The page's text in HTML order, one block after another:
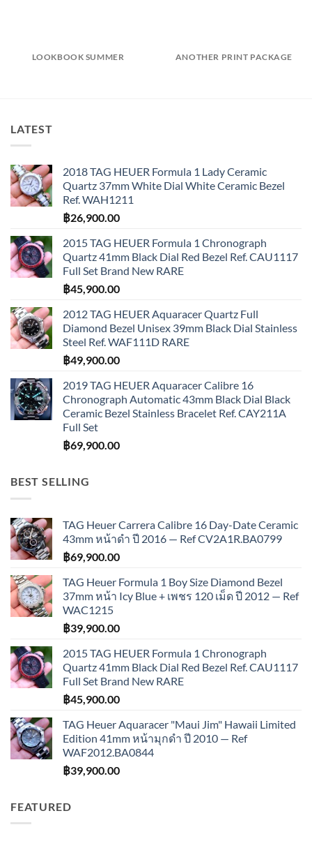
LOOKBOOK SUMMER ANOTHER PRINT PACKAGE
LATEST
2018 TAG HEUER Formula 1 Lady Ceramic
Quartz 37mm White Dial White Ceramic Bezel
Ref. WAH1211
฿26,900.00
2015 TAG HEUER Formula 1 Chronograph
Quartz 41mm Black Dial Red Bezel Ref. CAU1117
Full Set Brand New RARE
฿45,900.00
2012 TAG HEUER Aquaracer Quartz Full
Diamond Bezel Unisex 39mm Black Dial Stainless
Steel Ref. WAF111D RARE
฿49,900.00
2019 TAG HEUER Aquaracer Calibre 16
Chronograph Automatic 43mm Black Dial Black
Ceramic Bezel Stainless Bracelet Ref. CAY211A
Full Set
฿69,900.00
BEST SELLING
TAG Heuer Carrera Calibre 16 Day-Date Ceramic
43mm หน้าดำ ปี 2016 — Ref CV2A1R.BA0799
฿69,900.00
TAG Heuer Formula 1 Boy Size Diamond Bezel
37mm หน้า Icy Blue + เพชร 120 เม็ด ปี 2012 — Ref
WAC1215
฿39,900.00
2015 TAG HEUER Formula 1 Chronograph
Quartz 41mm Black Dial Red Bezel Ref. CAU1117
Full Set Brand New RARE
฿45,900.00
TAG Heuer Aquaracer "Maui Jim" Hawaii Limited
Edition 41mm หน้ามุกดำ ปี 2010 — Ref
WAF2012.BA0844
฿39,900.00
FEATURED